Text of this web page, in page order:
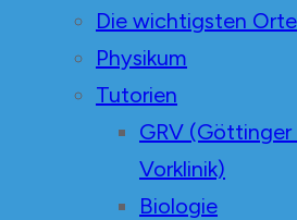
Die wichtigsten Orte
Physikum
Tutorien
GRV
Vorklinik)
Biologie